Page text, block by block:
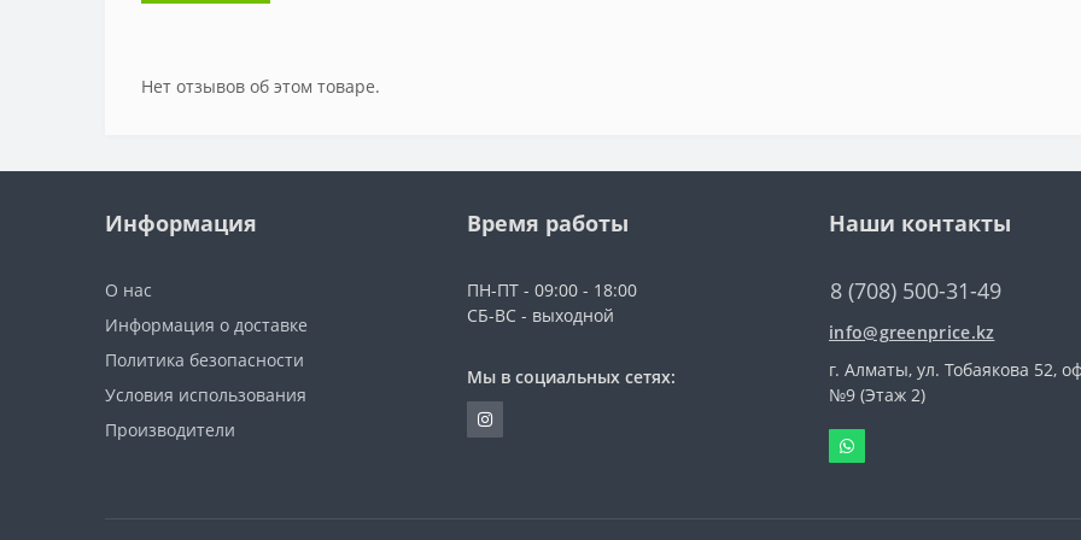
Нет отзывов об этом товаре.
Информация
О нас
Информация о доставке
Политика безопасности
Условия использования
Производители
Время работы
ПН-ПТ - 09:00 - 18:00
СБ-ВС - выходной
Мы в социальных сетях:
Наши контакты
8 (708) 500-31-49
info@greenprice.kz
г. Алматы, ул. Тобаякова 52,
№9 (Этаж 2)